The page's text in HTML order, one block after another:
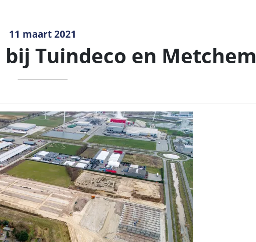
11 maart 2021
Tuindeco en Metchem